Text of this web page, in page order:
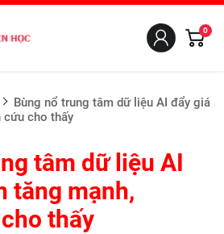
0
Bùng nổ trung tâm dữ liệu AI đẩy giá
cứu cho thấy
tâm dữ liệu AI
tăng mạnh,
thấy